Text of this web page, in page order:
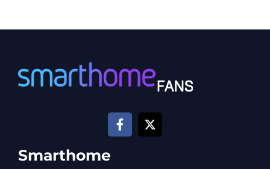
Smarthome